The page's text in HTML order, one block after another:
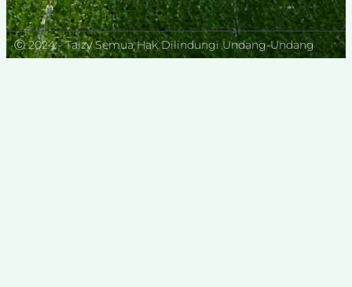
Ⓒ 2024 - Taizy Semua Hak Dilindungi Undang-Undang